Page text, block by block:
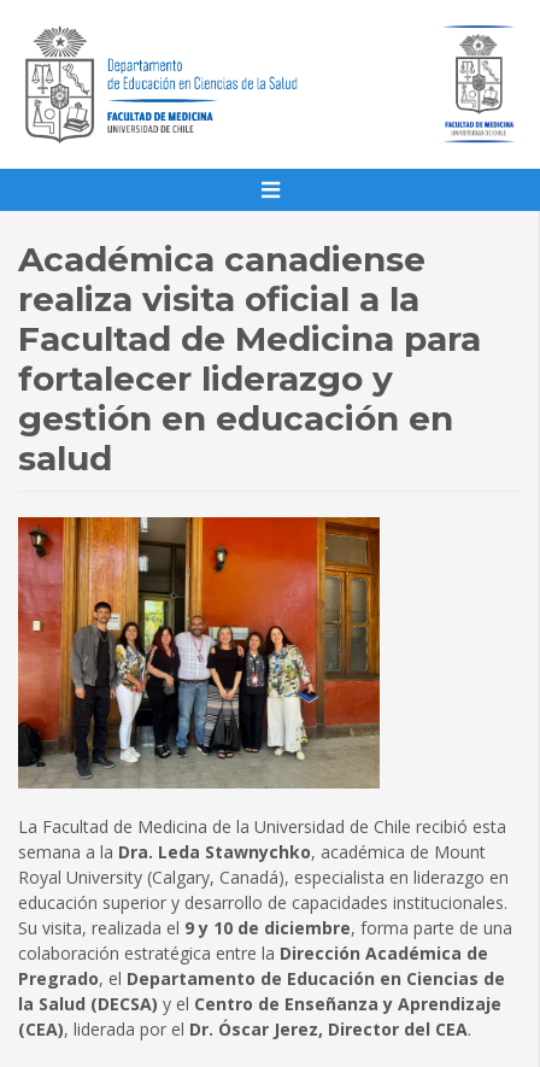
Académica canadiense
realiza visita oficial a la
Facultad de Medicina para
fortalecer liderazgo y
gestión en educación en
salud
La Facultad de Medicina de la Universidad de Chile recibió esta
semana a la Dra. Leda Stawnychko, académica de Mount
Royal University (Calgary, Canadá), especialista en liderazgo en
educación superior y desarrollo de capacidades institucionales.
Su visita, realizada el 9 y 10 de diciembre, forma parte de una
colaboración estratégica entre la Dirección Académica de
Pregrado, el Departamento de Educación en Ciencias de
la Salud (DECSA) y el Centro de Enseñanza y Aprendizaje
(CEA), liderada por el Dr. Óscar Jerez, Director del CEA.